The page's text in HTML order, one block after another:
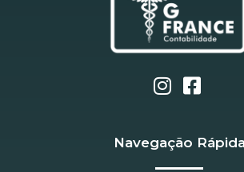
Navegação